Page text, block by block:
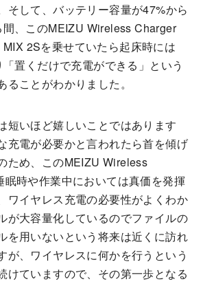
そして、バッテリー容量が47%から
、このMEIZU Wireless Charger
2Sを乗せていたら起床時には
置くだけで充電ができる」という
ことがわかりました。
短いほど嬉しいことではあります
充電が必要かと言われたら首を傾げ
ため、このMEIZU Wireless
時や作業中においては真価を発揮
ワイヤレス充電の必要性がよくわか
が大容量化しているのでファイルの
を用いないという将来は近くに訪れ
が、ワイヤレスに何かを行うという
けていますので、その第一歩となる